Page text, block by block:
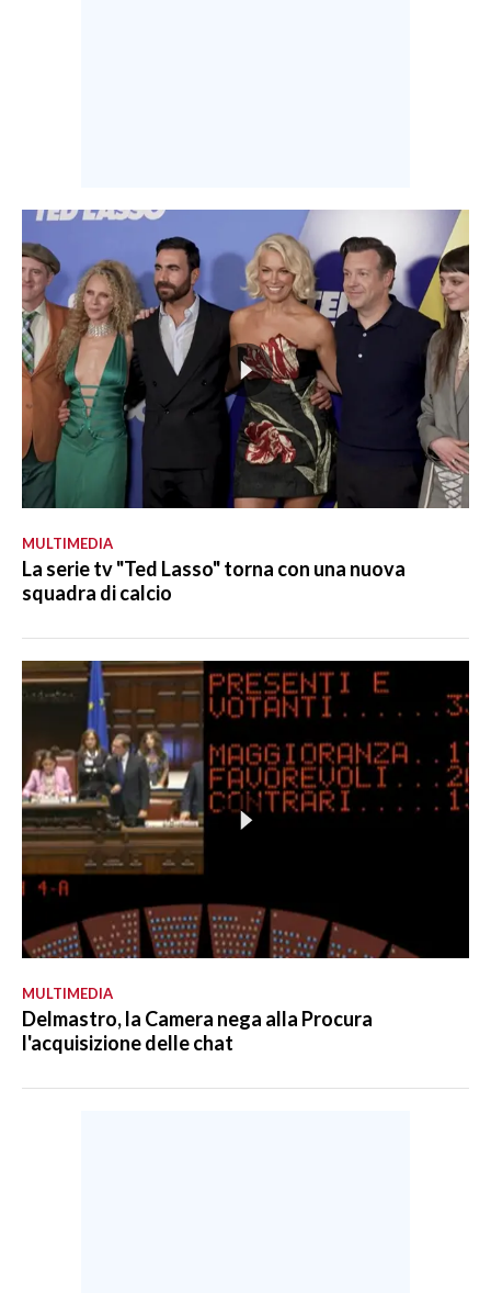
MULTIMEDIA
La serie tv "Ted Lasso" torna con una nuova
squadra di calcio
MULTIMEDIA
Delmastro, la Camera nega alla Procura
l'acquisizione delle chat